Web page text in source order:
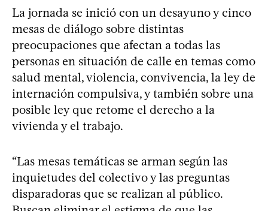
La jornada se inició con un desayuno y cinco
mesas de diálogo sobre distintas
preocupaciones que afectan a todas las
personas en situación de calle en temas como
salud mental, violencia, convivencia, la ley de
internación compulsiva, y también sobre una
posible ley que retome el derecho a la
vivienda y el trabajo.
“Las mesas temáticas se arman según las
inquietudes del colectivo y las preguntas
disparadoras que se realizan al público.